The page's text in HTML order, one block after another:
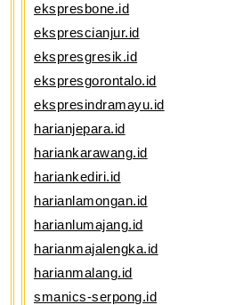
ekspresbone.id
eksprescianjur.id
ekspresgresik.id
ekspresgorontalo.id
ekspresindramayu.id
harianjepara.id
hariankarawang.id
hariankediri.id
harianlamongan.id
harianlumajang.id
harianmajalengka.id
harianmalang.id
smanics-serpong.id